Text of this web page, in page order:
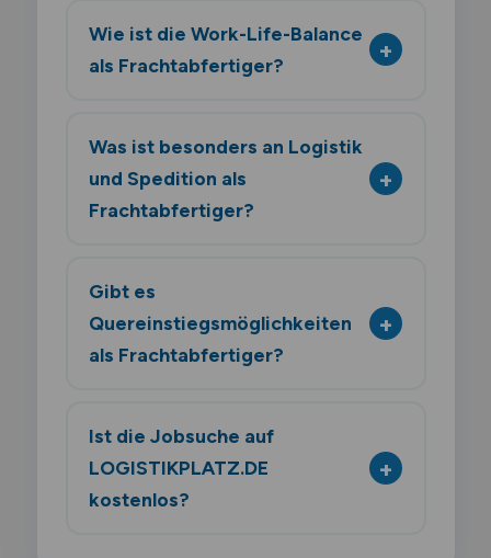
Wie ist die Work-Life-Balance
als Frachtabfertiger?
Was ist besonders an Logistik
und Spedition als
Frachtabfertiger?
Gibt es
Quereinstiegsmöglichkeiten
als Frachtabfertiger?
Ist die Jobsuche auf
LOGISTIKPLATZ.DE
kostenlos?